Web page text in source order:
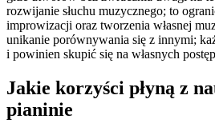
rozwijanie słuchu muzycznego; to
improwizacji oraz tworzenia własnej
unikanie porównywania się z innymi;
i powinien skupić się na własnych
Jakie korzyści płyną z
pianinie